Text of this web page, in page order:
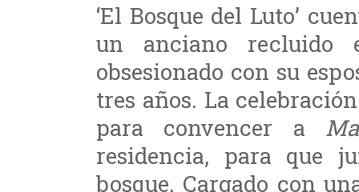
‘El Bosque del Luto’
un anciano recluido
obsesionado con su
tres años. La
para convencer a
residencia, para que
bosque. Cargado con